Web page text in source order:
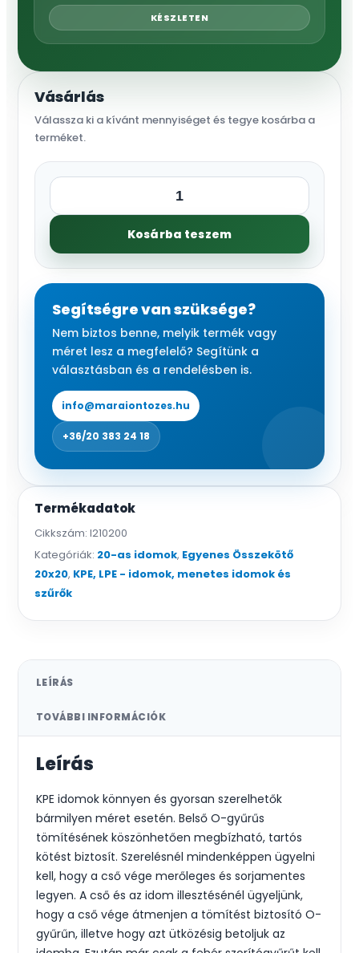
KÉSZLETEN
Vásárlás
Válassza ki a kívánt mennyiséget és tegye kosárba a
terméket.
Gyk.
Összekötő
20x20
Kosárba teszem
Segítségre van szüksége?
Nem biztos benne, melyik termék vagy
méret lesz a megfelelő? Segítünk a
választásban és a rendelésben is.
info@maraiontozes.hu
+36/20 383 24 18
Termékadatok
Cikkszám: I210200
Kategóriák: 20-as idomok, Egyenes Összekötő
20x20, KPE, LPE - idomok, menetes idomok és
szűrők
LEÍRÁS
TOVÁBBI INFORMÁCIÓK
Leírás
KPE idomok könnyen és gyorsan szerelhetők
bármilyen méret esetén. Belső O-gyűrűs
tömítésének köszönhetően megbízható, tartós
kötést biztosít. Szerelésnél mindenképpen ügyelni
kell, hogy a cső vége merőleges és sorjamentes
legyen. A cső és az idom illesztésénél ügyeljünk,
hogy a cső vége átmenjen a tömítést biztosító O-
gyűrűn, illetve hogy azt ütközésig betoljuk az